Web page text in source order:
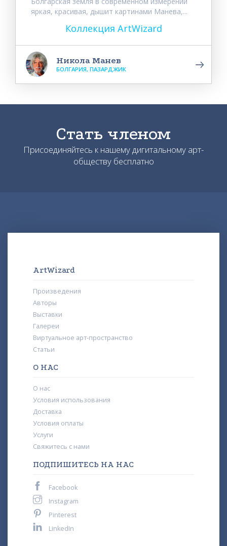
яркая, красивая, дышит картинами Манева,...
Коллекция ArtWizard
Никола Манев
БОЛГАРИЯ, ПАЗАРДЖИК
Стать членом
Присоединяйтесь к нашему дигитальному арт-
обществу бесплатно
ArtWizard
Произведения
Авторы
Выставки
Галереи
Виртуальное арт-пространство
Статьи
О НАС
О нас
Условия использования
Доставка
Условия оплаты
Услуги
Свяжитесь с нами
ПОДПИШИТЕСЬ НА НАС
Facebook
Instagram
Pinterest
LinkedIn